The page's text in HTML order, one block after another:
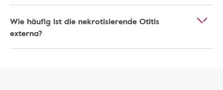
Wie häufig ist die nekrotisierende Otitis
externa?